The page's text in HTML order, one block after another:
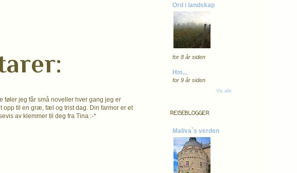
føler jeg får små noveller hver gang jeg er
opp til en græ, fæl og trist dag. Din farmor er et
av klemmer til deg fra Tina :-*
Ord i landskap
for 8 år siden
Hm...
for 9 år siden
Vis alle
REISEBLOGGER
Maliva`s verden